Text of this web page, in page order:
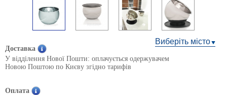
Виберіть місто
Доставка
У відділення Нової Пошти: оплачується одержувачем
Новою Поштою по Києву згідно тарифів
Оплата